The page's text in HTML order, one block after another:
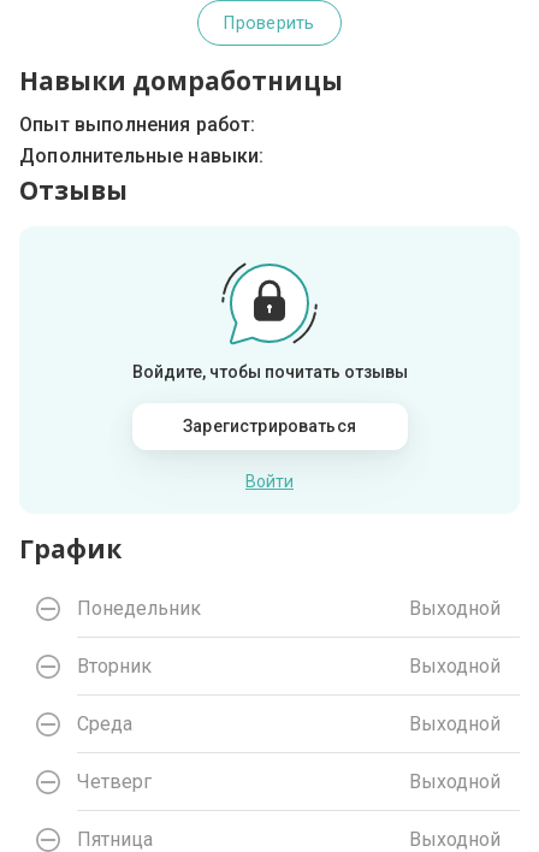
Проверить
Навыки домработницы
Опыт выполнения работ:
Дополнительные навыки:
Отзывы
Войдите, чтобы почитать отзывы
Зарегистрироваться
Войти
График
Понедельник Выходной
Вторник Выходной
Среда Выходной
Четверг Выходной
Пятница Выходной